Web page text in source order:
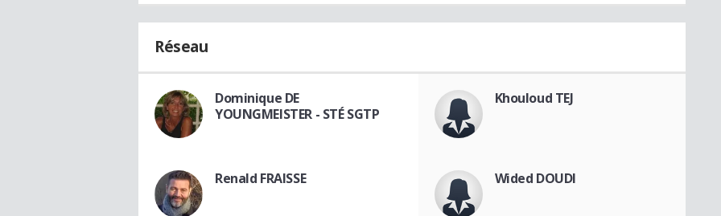
Réseau
Dominique DE
YOUNGMEISTER - STÉ SGTP
Khouloud TEJ
Renald FRAISSE Wided DOUDI